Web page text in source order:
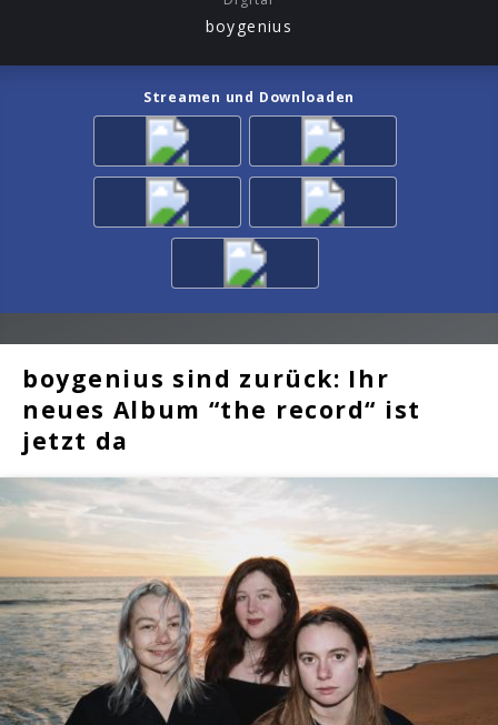
boygenius
Streamen und Downloaden
boygenius sind zurück: Ihr
neues Album “the record“ ist
jetzt da